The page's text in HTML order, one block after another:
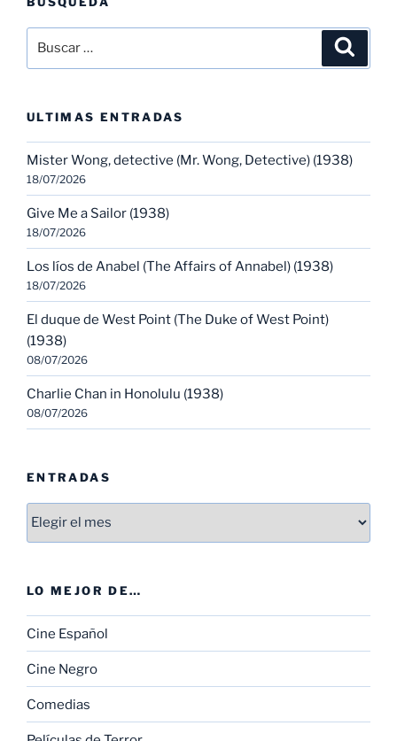
por:
ULTIMAS ENTRADAS
Mister Wong, detective (Mr. Wong, Detective) (1938)
18/07/2026
Give Me a Sailor (1938)
18/07/2026
Los líos de Anabel (The Affairs of Annabel) (1938)
18/07/2026
El duque de West Point (The Duke of West Point)
(1938)
08/07/2026
Charlie Chan in Honolulu (1938)
08/07/2026
ENTRADAS
Entradas
LO MEJOR DE…
Cine Español
Cine Negro
Comedias